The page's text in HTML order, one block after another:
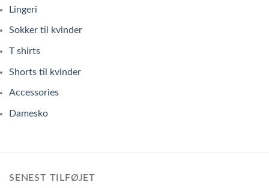
Lingeri
Sokker til kvinder
T shirts
Shorts til kvinder
Accessories
Damesko
SENEST TILFØJET